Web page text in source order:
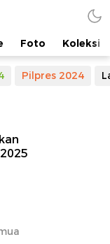
Foto Koleksi
Pilpres 2024